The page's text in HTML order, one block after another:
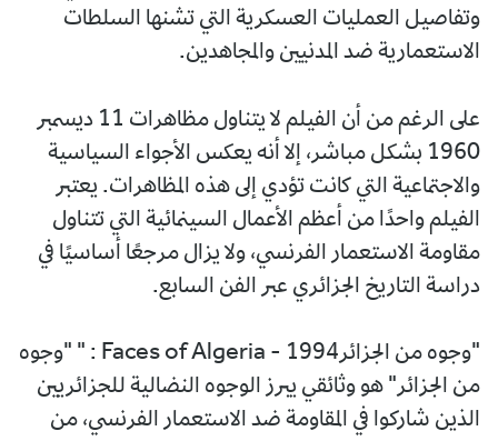
وتفاصيل العمليات العسكرية التي تشنها السلطات
الاستعمارية ضد المدنيين والمجاهدين.
على الرغم من أن الفيلم لا يتناول مظاهرات 11 ديسمبر
1960 بشكل مباشر، إلا أنه يعكس الأجواء السياسية
والاجتماعية التي كانت تؤدي إلى هذه المظاهرات. يعتبر
الفيلم واحدًا من أعظم الأعمال السينمائية التي تتناول
مقاومة الاستعمار الفرنسي، ولا يزال مرجعًا أساسيًا في
دراسة التاريخ الجزائري عبر الفن السابع.
"وجوه من الجزائرFaces of Algeria - 1994 : " "وجوه
من الجزائر" هو وثائقي يبرز الوجوه النضالية للجزائريين
الذين شاركوا في المقاومة ضد الاستعمار الفرنسي، من